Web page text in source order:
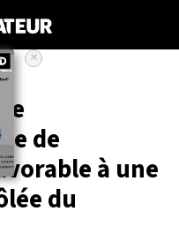
de
à une
du
×